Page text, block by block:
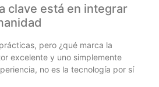
clave está en integrar
pero ¿qué marca la
excelente y uno simplemente
no es la tecnología por sí